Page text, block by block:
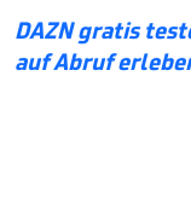
DAZN gratis
auf Abruf